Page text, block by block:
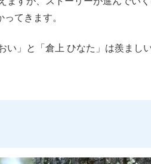
てきます。
い」と「倉上 ひなた」は羨まし